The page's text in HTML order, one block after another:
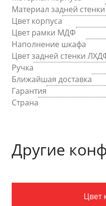
Материал задней стенки
Цвет корпуса
Цвет рамки МДФ
Наполнение шкафа
Цвет задней стенки
Ручка
Ближайшая доставка
Гарантия
Страна
Другие
Цвет